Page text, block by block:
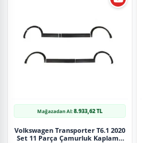
Mağazadan Al:8.933,62 TL
Volkswagen Transporter T6.1 2020
Set 11 Parça Çamurluk Kaplama